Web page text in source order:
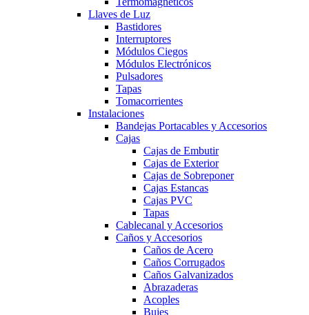
Llaves de Luz
Bastidores
Interruptores
Módulos Ciegos
Módulos Electrónicos
Pulsadores
Tapas
Tomacorrientes
Instalaciones
Bandejas Portacables y Accesorios
Cajas
Cajas de Embutir
Cajas de Exterior
Cajas de Sobreponer
Cajas Estancas
Cajas PVC
Tapas
Cablecanal y Accesorios
Caños y Accesorios
Caños de Acero
Caños Corrugados
Caños Galvanizados
Abrazaderas
Acoples
Bujes